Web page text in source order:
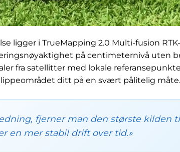
ligger i TrueMapping 2.0 Multi-fusion RTK-
på centimeternivå uten
fra satellitter med lokale
ditt på en svært pålitelig måte.
fjerner man den største kilden
en mer stabil drift over tid.»